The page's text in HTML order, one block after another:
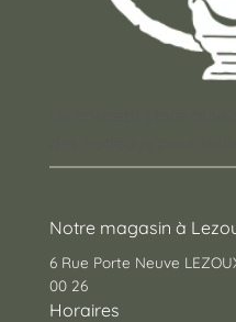
Notre magasin à
6 Rue Porte Neuve
00 26
Horaires